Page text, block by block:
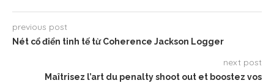
previous post
Nét cổ điển tinh tế từ Coherence Jackson Logger
next post
Maîtrisez l’art du penalty shoot out et boostez vos